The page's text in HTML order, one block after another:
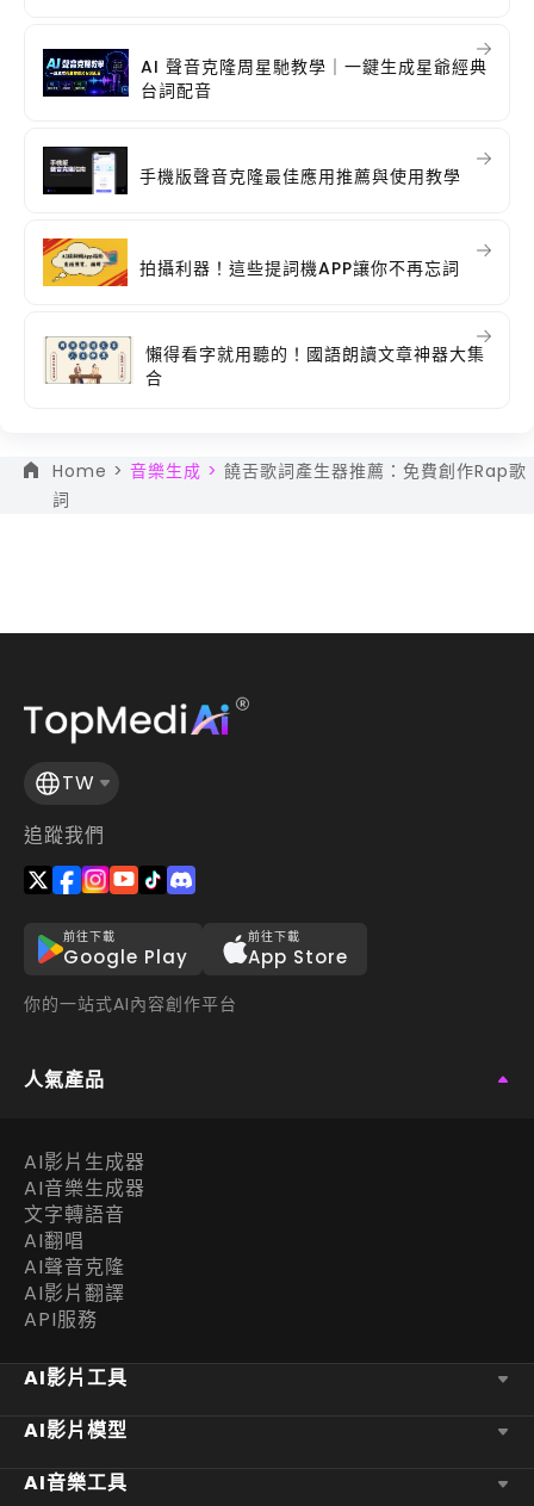
AI 聲音克隆周星馳教學｜一鍵生成星爺經典
台詞配音
手機版聲音克隆最佳應用推薦與使用教學
拍攝利器！這些提詞機APP讓你不再忘詞
懶得看字就用聽的！國語朗讀文章神器大集
合
Home > 音樂生成 > 饒舌歌詞產生器推薦：免費創作Rap歌
詞
TW
追蹤我們
前往下載
Google Play
前往下載
App Store
你的一站式AI內容創作平台
人氣產品
AI影片生成器
AI音樂生成器
文字轉語音
AI翻唱
AI聲音克隆
AI影片翻譯
API服務
AI影片工具
AI影片模型
AI音樂工具